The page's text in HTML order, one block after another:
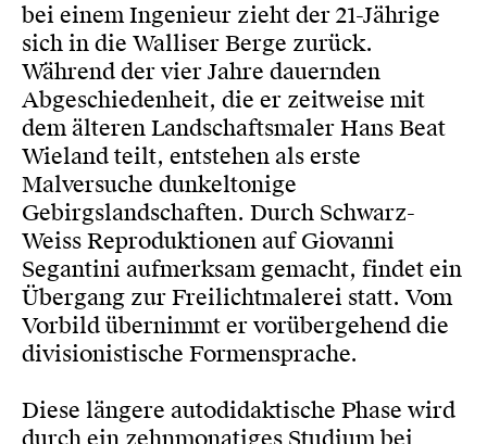
bei einem Ingenieur zieht der 21-Jährige
sich in die Walliser Berge zurück.
Während der vier Jahre dauernden
Abgeschiedenheit, die er zeitweise mit
dem älteren Landschaftsmaler Hans Beat
Wieland teilt, entstehen als erste
Malversuche dunkeltonige
Gebirgslandschaften. Durch Schwarz-
Weiss Reproduktionen auf Giovanni
Segantini aufmerksam gemacht, findet ein
Übergang zur Freilichtmalerei statt. Vom
Vorbild übernimmt er vorübergehend die
divisionistische Formensprache.
Diese längere autodidaktische Phase wird